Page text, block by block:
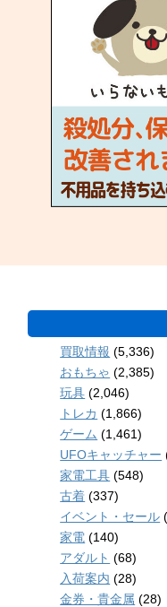
買取情報 (5,336)
おもちゃ (2,385)
玩具 (2,046)
トレカ (1,866)
ゲーム (1,461)
UFOキャッチャー
家電工具 (548)
古着 (337)
イベント・セール
家電 (140)
アダルト (68)
入荷案内 (28)
金券・貴金属 (28)